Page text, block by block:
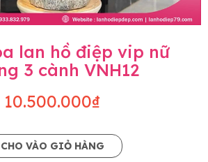
lan hồ điệp vip nữ
3 cành VNH12
10.500.000₫
CHO VÀO GIỎ HÀNG